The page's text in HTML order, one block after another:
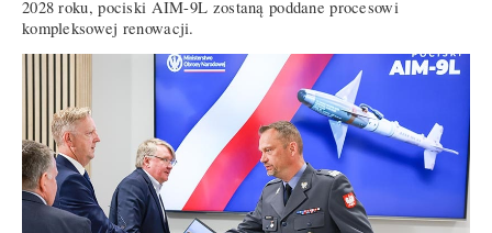
2028 roku, pociski AIM-9L zostaną poddane procesowi
kompleksowej renowacji.